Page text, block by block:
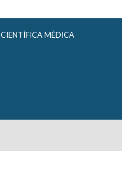
MÉDICA